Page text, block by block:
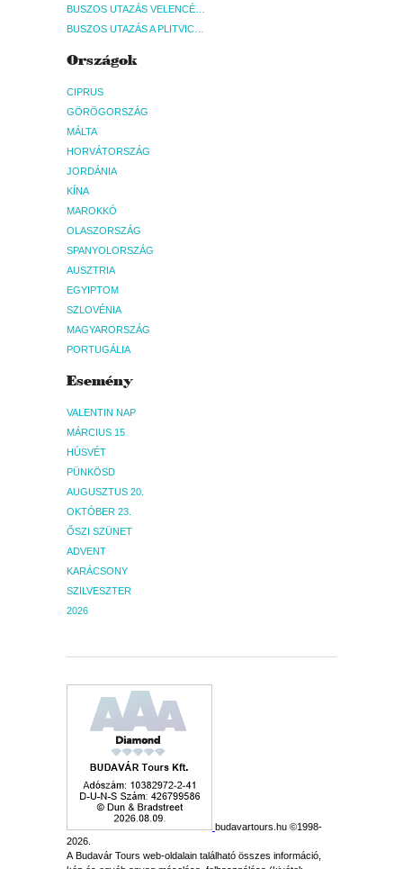
Országok
CIPRUS
GÖRÖGORSZÁG
MÁLTA
HORVÁTORSZÁG
JORDÁNIA
KÍNA
MAROKKÓ
OLASZORSZÁG
SPANYOLORSZÁG
AUSZTRIA
EGYIPTOM
SZLOVÉNIA
MAGYARORSZÁG
PORTUGÁLIA
Esemény
VALENTIN NAP
MÁRCIUS 15
HÚSVÉT
PÜNKÖSD
AUGUSZTUS 20.
OKTÓBER 23.
ŐSZI SZÜNET
ADVENT
KARÁCSONY
SZILVESZTER
2026
budavartours.hu ©1998-
2026.
A Budavár Tours web-oldalain található összes információ,